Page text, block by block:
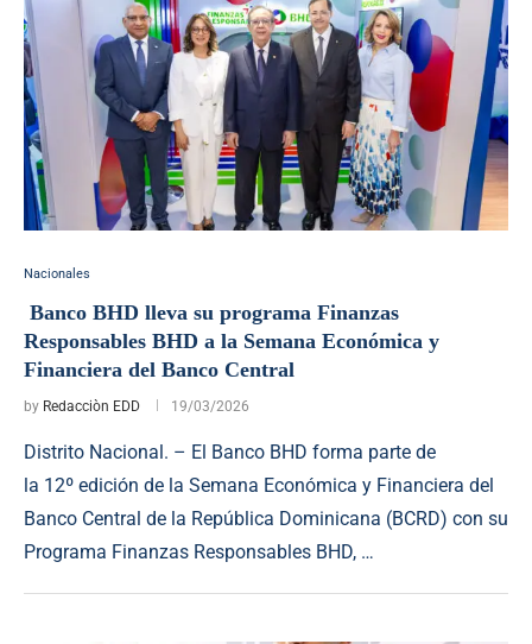
Nacionales
Banco BHD lleva su programa Finanzas
Responsables BHD a la Semana Económica y
Financiera del Banco Central
by Redacciòn EDD 19/03/2026
Distrito Nacional. – El Banco BHD forma parte de
la 12º edición de la Semana Económica y Financiera del
Banco Central de la República Dominicana (BCRD) con su
Programa Finanzas Responsables BHD, …